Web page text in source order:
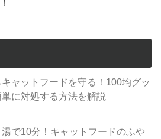
ャットフードを守る！100均グッ
単に対処する方法を解説
で10分！キャットフードのふや